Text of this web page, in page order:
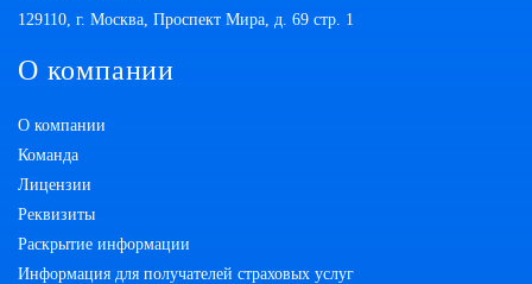
129110, г. Москва, Проспект Мира, д. 69 стр. 1
О компании
О компании
Команда
Лицензии
Реквизиты
Раскрытие информации
Информация для получателей страховых услуг